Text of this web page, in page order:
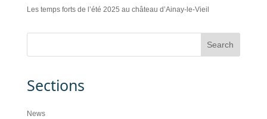
Les temps forts de l’été 2025 au château d’Ainay-le-Vieil
Sections
News